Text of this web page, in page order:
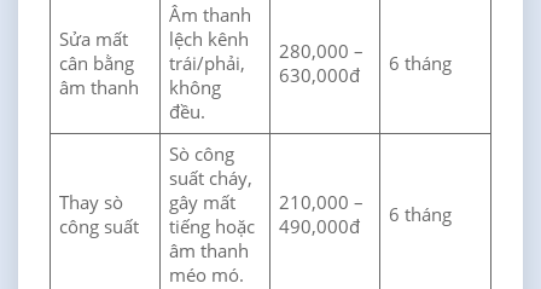
Sửa mất
cân bằng
âm thanh
Âm thanh
lệch kênh
trái/phải,
không
đều.
280,000 –
630,000đ
6 tháng
Thay sò
công suất
Sò công
suất cháy,
gây mất
tiếng hoặc
âm thanh
méo mó.
210,000 –
490,000đ
6 tháng